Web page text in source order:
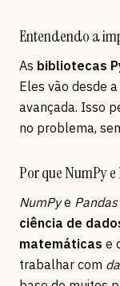
Entendendo a
As bibliotecas
Eles vão desde a
avançada. Isso
no problema,
Por que NumPy
NumPye Pandas
ciência de
matemáticas e
trabalhar com